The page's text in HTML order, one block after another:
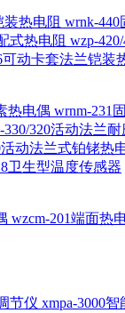
热电阻 wrnk-440
式热电阻 wzp-
可动卡套法兰铠装
热电偶 wrnm-231
330/320活动法兰
动法兰式铂铑热
卫生型温度传感器
wzcm-201端面热
节仪 xmpa-3000